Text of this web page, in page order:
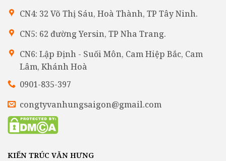
CN4: 32 Võ Thị Sáu, Hoà Thành, TP Tây Ninh.
CN5: 62 đường Yersin, TP Nha Trang.
CN6: Lập Định - Suối Môn, Cam Hiệp Bắc, Cam
Lâm, Khánh Hoà
0901-835-397
congtyvanhungsaigon@gmail.com
KIẾN TRÚC VĂN HƯNG